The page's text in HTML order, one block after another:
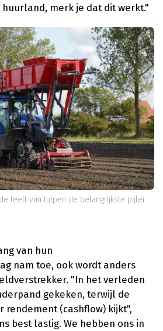
huurland, merk je dat dit werkt."
teelt van tulpen de belangrijkste pijler
van hun
nam toe, ook wordt anders
"In het verleden
gekeken, terwijl de
rendement (cashflow) kijkt",
best lastig. We hebben ons in